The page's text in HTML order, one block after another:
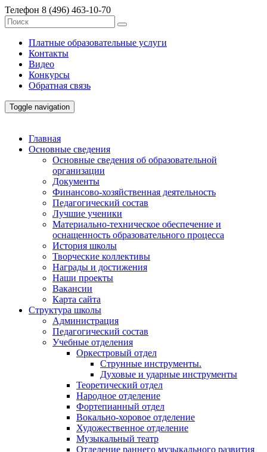
Телефон 8 (496) 463-10-70
Платные образовательные услуги
Контакты
Видео
Конкурсы
Обратная связь
Toggle navigation
Главная
Основные сведения
Основные сведения об образовательной
организации
Документы
Финансово-хозяйственная деятельность
Педагогический состав
Лучшие ученики
Материально-техническое обеспечение и
оснащенность образовательного процесса
История школы
Творческие коллективы
Награды и достижения
Наши проекты
Вакансии
Карта сайта
Структура школы
Администрация
Педагогический состав
Учебные отделения
Оркестровый отдел
Струнные инструменты.
Духовые и ударные инструменты
Теоретический отдел
Народное отделение
Фортепианный отдел
Вокально-хоровое отделение
Художественное отделение
Музыкальный театр
Отделение раннего музыкального развития